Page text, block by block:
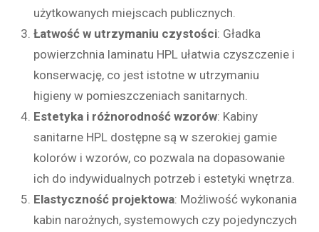
użytkowanych miejscach publicznych.
Łatwość w utrzymaniu czystości: Gładka
powierzchnia laminatu HPL ułatwia czyszczenie i
konserwację, co jest istotne w utrzymaniu
higieny w pomieszczeniach sanitarnych.
Estetyka i różnorodność wzorów: Kabiny
sanitarne HPL dostępne są w szerokiej gamie
kolorów i wzorów, co pozwala na dopasowanie
ich do indywidualnych potrzeb i estetyki wnętrza.
Elastyczność projektowa: Możliwość wykonania
kabin narożnych, systemowych czy pojedynczych